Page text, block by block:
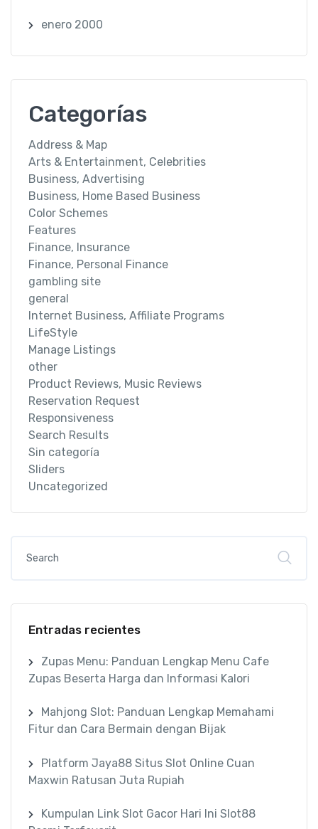
enero 2000
Categorías
Address & Map
Arts & Entertainment, Celebrities
Business, Advertising
Business, Home Based Business
Color Schemes
Features
Finance, Insurance
Finance, Personal Finance
gambling site
general
Internet Business, Affiliate Programs
LifeStyle
Manage Listings
other
Product Reviews, Music Reviews
Reservation Request
Responsiveness
Search Results
Sin categoría
Sliders
Uncategorized
Entradas recientes
Zupas Menu: Panduan Lengkap Menu Cafe
Zupas Beserta Harga dan Informasi Kalori
Mahjong Slot: Panduan Lengkap Memahami
Fitur dan Cara Bermain dengan Bijak
Platform Jaya88 Situs Slot Online Cuan
Maxwin Ratusan Juta Rupiah
Kumpulan Link Slot Gacor Hari Ini Slot88